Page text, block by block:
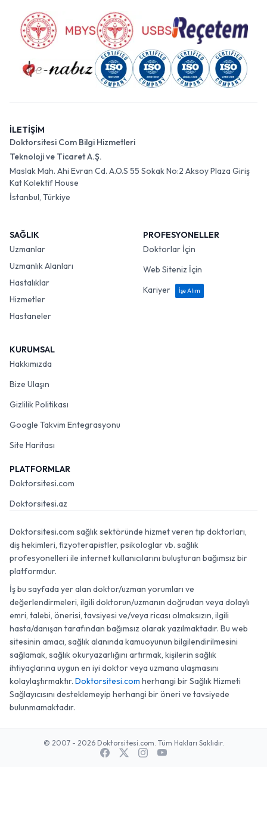
İLETİŞİM
Doktorsitesi Com Bilgi Hizmetleri
Teknoloji ve Ticaret A.Ş.
Maslak Mah. Ahi Evran Cd. A.O.S 55 Sokak No:2 Aksoy Plaza Giriş
Kat Kolektif House
İstanbul, Türkiye
SAĞLIK
Uzmanlar
Uzmanlık Alanları
Hastalıklar
Hizmetler
Hastaneler
PROFESYONELLER
Doktorlar İçin
Web Siteniz İçin
Kariyer
İşe Alım
KURUMSAL
Hakkımızda
Bize Ulaşın
Gizlilik Politikası
Google Takvim Entegrasyonu
Site Haritası
PLATFORMLAR
Doktorsitesi.com
Doktorsitesi.az
Doktorsitesi.com sağlık sektöründe hizmet veren tıp doktorları,
diş hekimleri, fizyoterapistler, psikologlar vb. sağlık
profesyonelleri ile internet kullanıcılarını buluşturan bağımsız bir
platformdur.
İş bu sayfada yer alan doktor/uzman yorumları ve
değerlendirmeleri, ilgili doktorun/uzmanın doğrudan veya dolaylı
emri, talebi, önerisi, tavsiyesi ve/veya ricası olmaksızın, ilgili
hasta/danışan tarafından bağımsız olarak yazılmaktadır. Bu web
sitesinin amacı, sağlık alanında kamuoyunun bilgilendirilmesini
sağlamak, sağlık okuryazarlığını artırmak, kişilerin sağlık
ihtiyaçlarına uygun en iyi doktor veya uzmana ulaşmasını
kolaylaştırmaktır. Doktorsitesi.com herhangi bir Sağlık Hizmeti
Sağlayıcısını desteklemeyip herhangi bir öneri ve tavsiyede
bulunmamaktadır.
© 2007 - 2026 Doktorsitesi.com. Tüm Hakları Saklıdır.